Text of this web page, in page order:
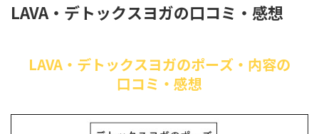
LAVA・デトックスヨガの口コミ・感想
LAVA・デトックスヨガのポーズ・内容の
口コミ・感想